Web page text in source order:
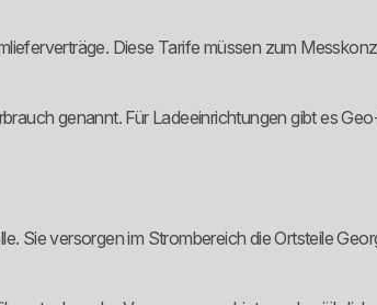
Diese Tarife müssen zum
genannt. Für Ladeeinrichtungen gibt es
Sie versorgen im Strombereich die Ortsteile